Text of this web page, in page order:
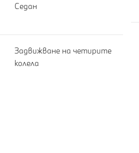
Седан
Задвижване на четирите
колела